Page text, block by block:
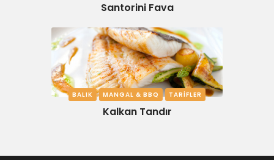
Santorini Fava
BALIK MANGAL & BBQ TARIFLER
Kalkan Tandır